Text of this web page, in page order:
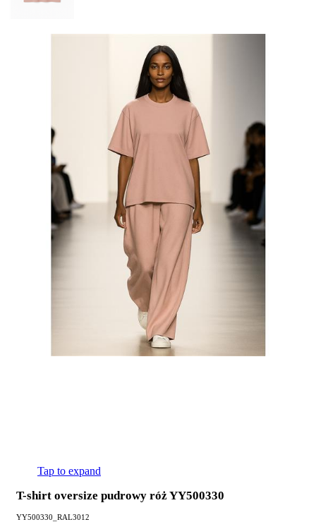
Tap to expand
T-shirt oversize pudrowy róż YY500330
YY500330_RAL3012